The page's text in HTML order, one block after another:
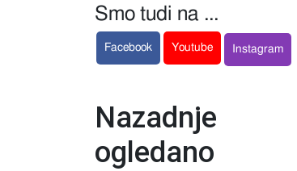
Smo tudi na ...
Facebook Youtube Instagram
Nazadnje
ogledano